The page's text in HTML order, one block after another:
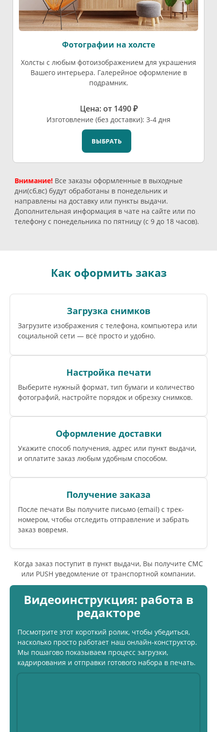
Фотографии на холсте
Холсты с любым фотоизображением для украшения
Вашего интерьера. Галерейное оформление в
подрамник.
Цена: от 1490 ₽
Изготовление (без доставки): 3-4 дня
ВЫБРАТЬ
Внимание! Все заказы оформленные в выходные
дни(сб,вс) будут обработаны в понедельник и
направлены на доставку или пункты выдачи.
Дополнительная информация в чате на сайте или по
телефону с понедельника по пятницу (с 9 до 18 часов).
Как оформить заказ
Загрузка снимков
Загрузите изображения с телефона, компьютера или
социальной сети — всё просто и удобно.
Настройка печати
Выберите нужный формат, тип бумаги и количество
фотографий, настройте порядок и обрезку снимков.
Оформление доставки
Укажите способ получения, адрес или пункт выдачи,
и оплатите заказ любым удобным способом.
Получение заказа
После печати Вы получите письмо (email) c трек-
номером, чтобы отследить отправление и забрать
заказ вовремя.
Когда заказ поступит в пункт выдачи, Вы получите СМС
или PUSH уведомление от транспортной компании.
Видеоинструкция: работа в
редакторе
Посмотрите этот короткий ролик, чтобы убедиться,
насколько просто работает наш онлайн-конструктор.
Мы пошагово показываем процесс загрузки,
кадрирования и отправки готового набора в печать.